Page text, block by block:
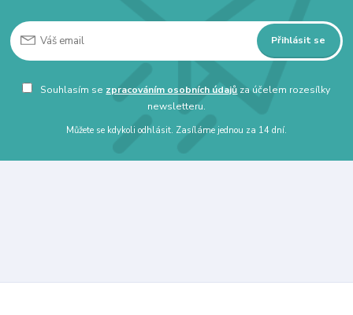
Přihlásit se
Souhlasím se zpracováním osobních údajů za účelem rozesílky
newsletteru.
Můžete se kdykoli odhlásit. Zasíláme jednou za 14 dní.